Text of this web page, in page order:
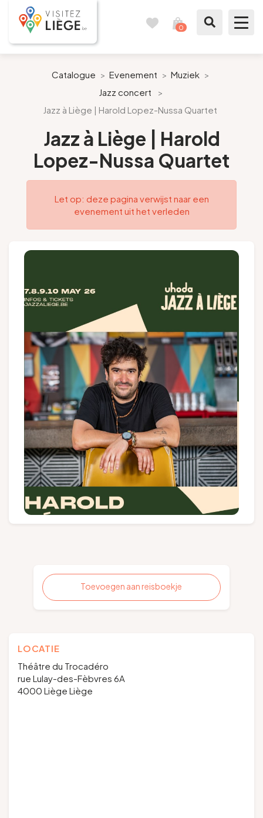
0
Bereid mijn verblijf voor
Onze suggesties
Pays de Liège
Volg ons
Pers
Groepen en touroperators
EN NL
Catalogue > Evenement > Muziek >
Jazz concert
>
Jazz à Liège | Harold Lopez-Nussa Quartet
Jazz à Liège | Harold
Lopez-Nussa Quartet
Let op: deze pagina verwijst naar een
evenement uit het verleden
Toevoegen aan reisboekje
LOCATIE
Théâtre du Trocadéro
rue Lulay-des-Fèbvres 6A
4000 Liège Liège